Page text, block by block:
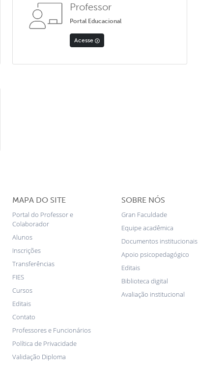
Professor
Portal Educacional
Acesse
MAPA DO SITE
Portal do Professor e
Colaborador
Alunos
Inscrições
Transferências
FIES
Cursos
Editais
Contato
Professores e Funcionários
Política de Privacidade
Validação Diploma
SOBRE NÓS
Gran Faculdade
Equipe acadêmica
Documentos institucionais
Apoio psicopedagógico
Editais
Biblioteca digital
Avaliação institucional